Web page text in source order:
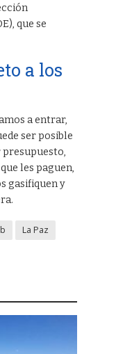
que se
a los
a entrar,
ser posible
les paguen,
gasifiquen y
La Paz